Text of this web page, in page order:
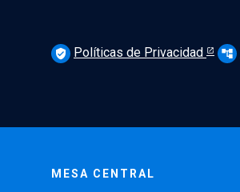
verified_user Políticas de Privacidad account_tree
MESA CENTRAL